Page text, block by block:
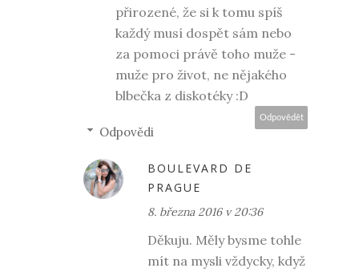
přirozené, že si k tomu spíš
každý musí dospět sám nebo
za pomoci právě toho muže -
muže pro život, ne nějakého
blbečka z diskotéky :D
Odpovědět
Odpovědi
BOULEVARD DE
PRAGUE
8. března 2016 v 20:36
Děkuju. Měly bysme tohle
mít na mysli vždycky, když